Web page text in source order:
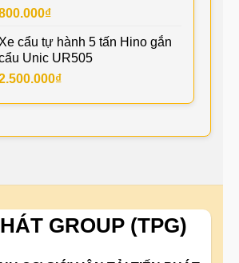
₫
Xe cẩu tự hành 5 tấn Hino gắn
Unic UR505
₫
GROUP (TPG)